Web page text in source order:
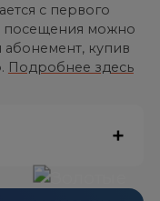
с первого
посещения можно
купив
Подробнее здесь